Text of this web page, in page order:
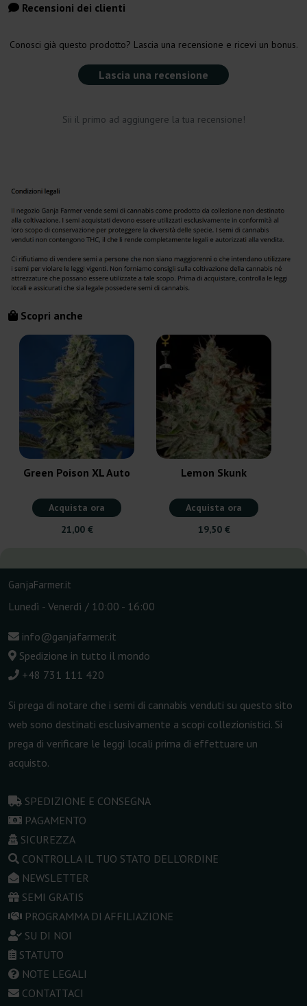
Recensioni dei clienti
Conosci già questo prodotto? Lascia una recensione e ricevi un bonus.
Lascia una recensione
Sii il primo ad aggiungere la tua recensione!
Scopri anche
Green Poison XL Auto
Acquista ora
21,00 €
Lemon Skunk
Acquista ora
19,50 €
GanjaFarmer.it
Lunedì - Venerdì / 10:00 - 16:00
info@ganjafarmer.it
Spedizione in tutto il mondo
+48 731 111 420
Si prega di notare che i semi di cannabis venduti su questo sito
web sono destinati esclusivamente a scopi collezionistici. Si
prega di verificare le leggi locali prima di effettuare un
acquisto.
SPEDIZIONE E CONSEGNA
PAGAMENTO
SICUREZZA
CONTROLLA IL TUO STATO DELL'ORDINE
NEWSLETTER
SEMI GRATIS
PROGRAMMA DI AFFILIAZIONE
SU DI NOI
STATUTO
NOTE LEGALI
CONTATTACI